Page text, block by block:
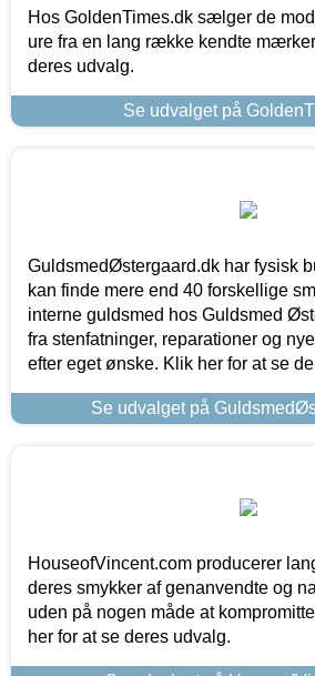
Hos GoldenTimes.dk sælger de
ure fra en lang række kendte
deres udvalg.
Se udvalget på
GuldsmedØstergaard.dk har fysisk
kan finde mere end 40 forskellige
interne guldsmed hos Guldsmed
fra stenfatninger, reparationer og
efter eget ønske. Klik her for at se
Se udvalget på
HouseofVincent.com producerer
deres smykker af genanvendte og
uden på nogen måde at
her for at se deres udvalg.